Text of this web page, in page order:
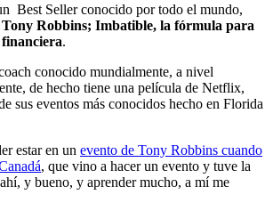
Best Seller conocido por todo el mundo,
Tony Robbins; Imbatible, la fórmula para
.
conocido mundialmente, a nivel
de hecho tiene una película de Netflix,
sus eventos más conocidos hecho en Florida
estar en un evento de Tony Robbins cuando
, que vino a hacer un evento y tuve la
y bueno, y aprender mucho, a mí me